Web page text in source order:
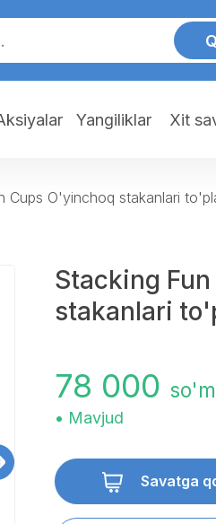
Yangiliklar Xit
Cups O'yinchoq stakanlari
Stacking
stakanlari
78 000 so'm
• Mavjud
Savatga